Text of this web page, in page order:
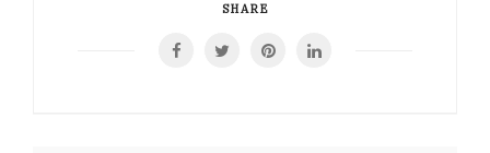
SHARE